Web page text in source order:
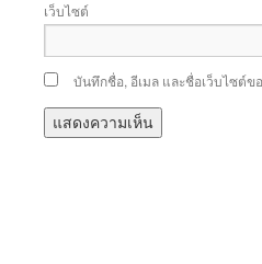
เว็บไซต์
บันทึกชื่อ, อีเมล และชื่อเว็บไซต์ข